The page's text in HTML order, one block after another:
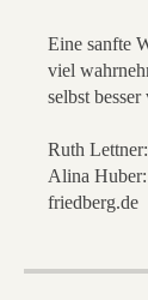
Eine sanfte
viel
selbst
Ruth
Alina
friedberg.de